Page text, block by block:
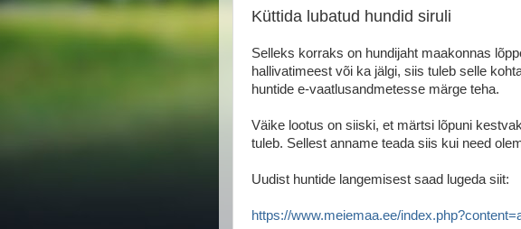
Küttida lubatud hundid siruli
Selleks korraks on hundijaht maakonnas
hallivatimeest või ka jälgi, siis tuleb selle
huntide e-vaatlusandmetesse märge teha.
Väike lootus on siiski, et märtsi lõpuni
tuleb. Sellest anname teada siis kui need
Uudist huntide langemisest saad lugeda siit:
https://www.meiemaa.ee/